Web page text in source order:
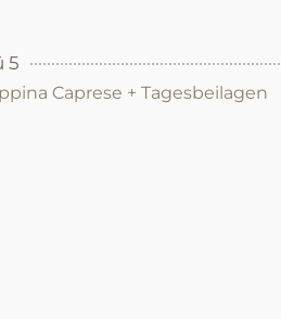
5
Caprese + Tagesbeilagen